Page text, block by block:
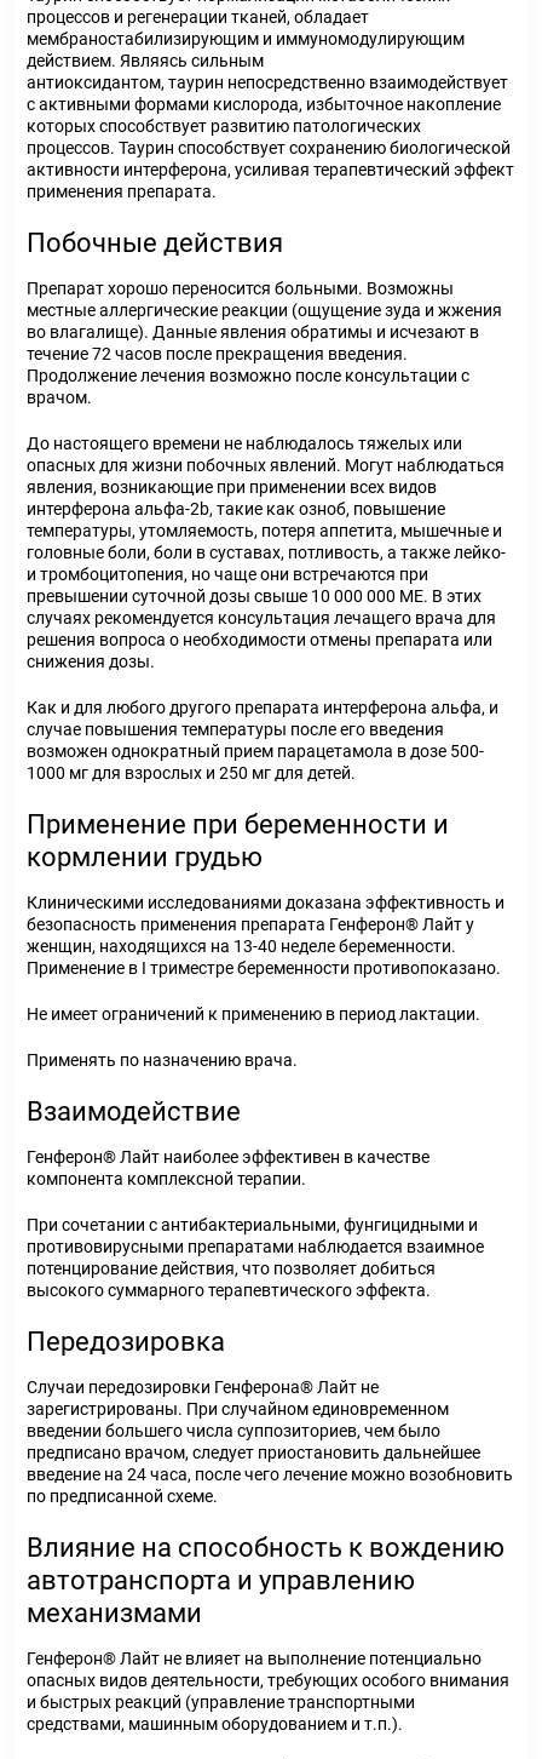
процессов и регенерации тканей, обладает
мембраностабилизирующим и иммуномодулирующим
действием. Являясь сильным
антиоксидантом, таурин непосредственно взаимодействует
с активными формами кислорода, избыточное накопление
которых способствует развитию патологических
процессов. Таурин способствует сохранению биологической
активности интерферона, усиливая терапевтический эффект
применения препарата.
Побочные действия
Препарат хорошо переносится больными. Возможны
местные аллергические реакции (ощущение зуда и жжения
во влагалище). Данные явления обратимы и исчезают в
течение 72 часов после прекращения введения.
Продолжение лечения возможно после консультации с
врачом.
До настоящего времени не наблюдалось тяжелых или
опасных для жизни побочных явлений. Могут наблюдаться
явления, возникающие при применении всех видов
интерферона альфа-2b, такие как озноб, повышение
температуры, утомляемость, потеря аппетита, мышечные и
головные боли, боли в суставах, потливость, а также лейко-
и тромбоцитопения, но чаще они встречаются при
превышении суточной дозы свыше 10 000 000 ME. В этих
случаях рекомендуется консультация лечащего врача для
решения вопроса о необходимости отмены препарата или
снижения дозы.
Как и для любого другого препарата интерферона альфа, и
случае повышения температуры после его введения
возможен однократный прием парацетамола в дозе 500-
1000 мг для взрослых и 250 мг для детей.
Применение при беременности и
кормлении грудью
Клиническими исследованиями доказана эффективность и
безопасность применения препарата Генферон® Лайт у
женщин, находящихся на 13-40 неделе беременности.
Применение в I триместре беременности противопоказано.
Не имеет ограничений к применению в период лактации.
Применять по назначению врача.
Взаимодействие
Генферон® Лайт наиболее эффективен в качестве
компонента комплексной терапии.
При сочетании с антибактериальными, фунгицидными и
противовирусными препаратами наблюдается взаимное
потенцирование действия, что позволяет добиться
высокого суммарного терапевтического эффекта.
Передозировка
Случаи передозировки Генферона® Лайт не
зарегистрированы. При случайном единовременном
введении большего числа суппозиториев, чем было
предписано врачом, следует приостановить дальнейшее
введение на 24 часа, после чего лечение можно возобновить
по предписанной схеме.
Влияние на способность к вождению
автотранспорта и управлению
механизмами
Генферон® Лайт не влияет на выполнение потенциально
опасных видов деятельности, требующих особого внимания
и быстрых реакций (управление транспортными
средствами, машинным оборудованием и т.п.).